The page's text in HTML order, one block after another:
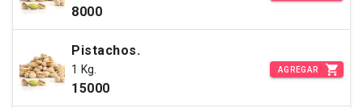
8000
Pistachos.
1 Kg.
15000
AGREGAR